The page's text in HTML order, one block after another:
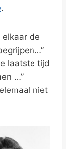
.
elkaar de
laatste tijd
…”
niet